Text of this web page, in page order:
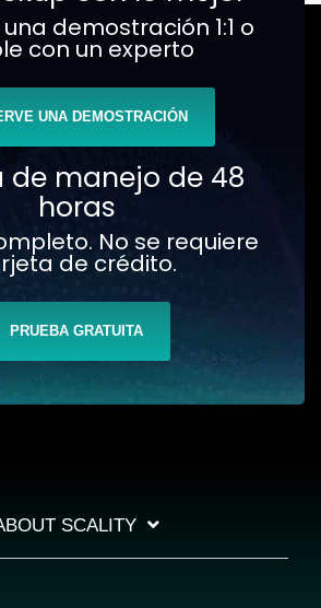
demostración 1:1 o
con un experto
UNA DEMOSTRACIÓN
de manejo de 48
horas
No se requiere
de crédito.
PRUEBA GRATUITA
SCALITY